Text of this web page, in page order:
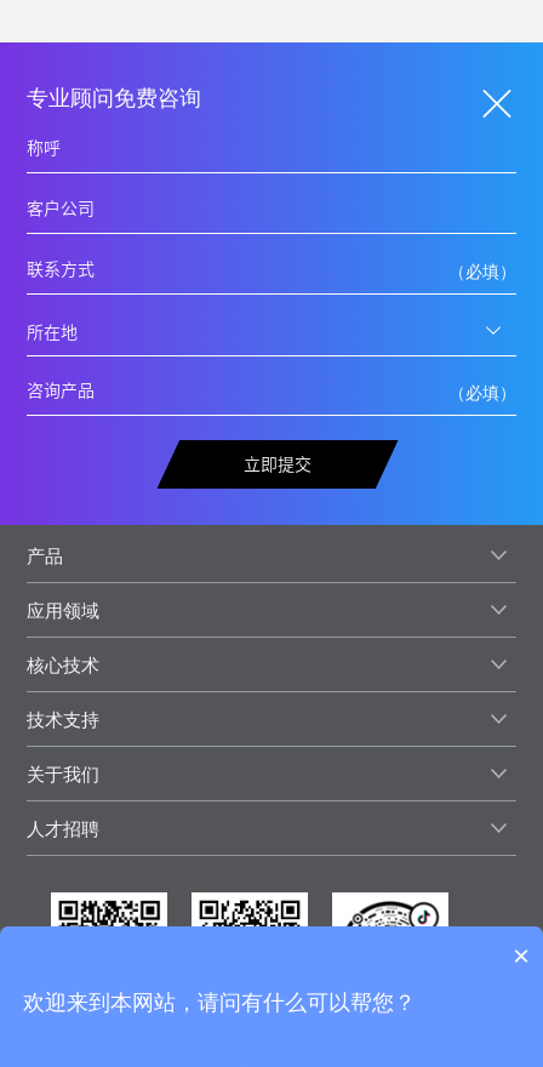
专业顾问免费咨询
立即提交
产品
应用领域
核心技术
技术支持
关于我们
人才招聘
×
欢迎来到本网站，请问有什么可以帮您？